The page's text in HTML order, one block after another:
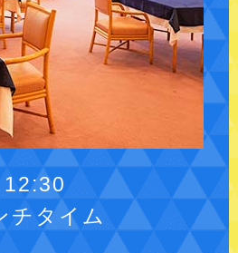
12:30
チタイム